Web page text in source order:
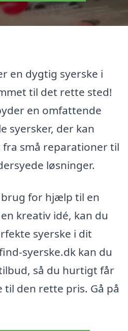
en dygtig syerske i
til det rette sted!
en omfattende
syersker, der kan
små reparationer til
løsninger.
for hjælp til en
kreativ idé, kan du
syerske i dit
syerske.dk kan du
så du hurtigt får
til den rette pris. Gå på